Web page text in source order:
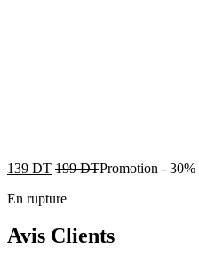
139 DT 199DTPromotion - 30%
En rupture
Avis Clients